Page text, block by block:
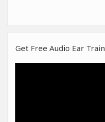
Get Free Audio Ear